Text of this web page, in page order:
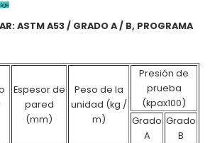
ASTM A53 / GRADO A / B, PROGRAMA
Espesor de
pared
(mm)
Peso de la
unidad (kg /
m)
Presión de
prueba
(kpax100)
Grado
A
Grado
B